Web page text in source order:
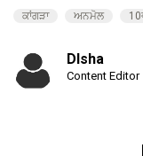
ਕਾਂਗੜਾ
ਅਨਮੋਲ
DIsha
Content Editor